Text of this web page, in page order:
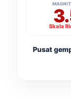
Skala
Pusat